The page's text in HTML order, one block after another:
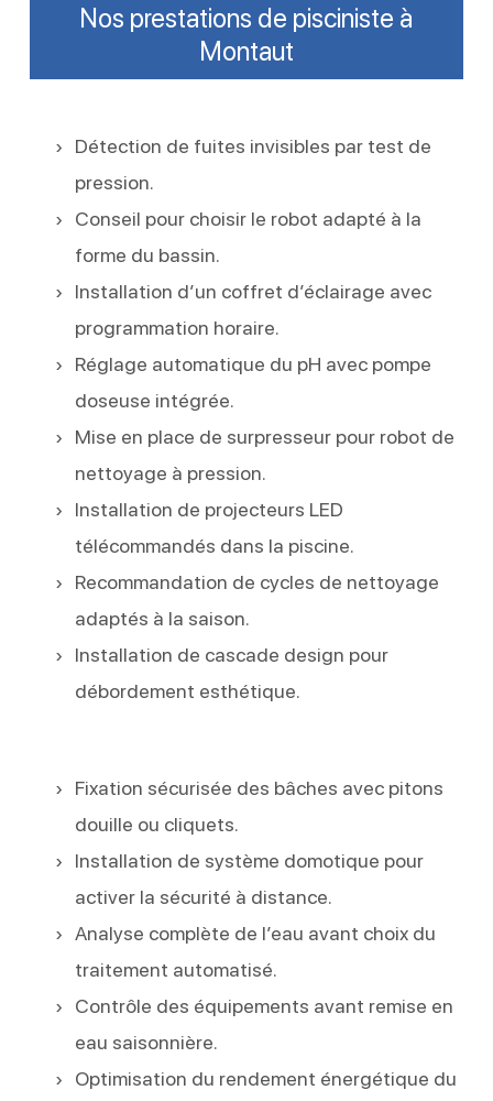
Nos prestations de pisciniste à
Montaut
Détection de fuites invisibles par test de
pression.
Conseil pour choisir le robot adapté à la
forme du bassin.
Installation d’un coffret d’éclairage avec
programmation horaire.
Réglage automatique du pH avec pompe
doseuse intégrée.
Mise en place de surpresseur pour robot de
nettoyage à pression.
Installation de projecteurs LED
télécommandés dans la piscine.
Recommandation de cycles de nettoyage
adaptés à la saison.
Installation de cascade design pour
débordement esthétique.
Fixation sécurisée des bâches avec pitons
douille ou cliquets.
Installation de système domotique pour
activer la sécurité à distance.
Analyse complète de l’eau avant choix du
traitement automatisé.
Contrôle des équipements avant remise en
eau saisonnière.
Optimisation du rendement énergétique du